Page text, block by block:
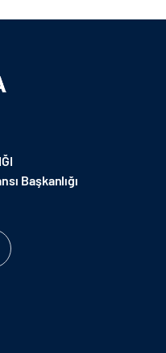
Başkanlığı